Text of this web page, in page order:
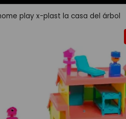
play x-plast la casa del árbol